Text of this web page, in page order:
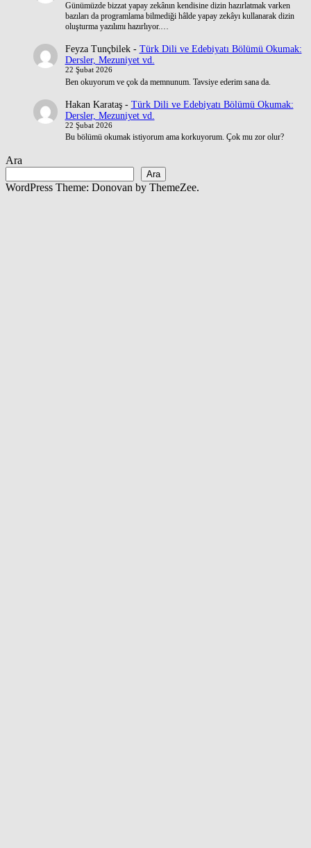
Günümüzde bizzat yapay zekânın kendisine dizin hazırlatmak varken
bazıları da programlama bilmediği hâlde yapay zekâyı kullanarak dizin
oluşturma yazılımı hazırlıyor.…
Feyza Tunçbilek- Türk Dili ve Edebiyatı Bölümü Okumak:
Dersler, Mezuniyet vd.
22 Şubat 2026
Ben okuyorum ve çok da memnunum. Tavsiye ederim sana da.
Hakan Karataş- Türk Dili ve Edebiyatı Bölümü Okumak:
Dersler, Mezuniyet vd.
22 Şubat 2026
Bu bölümü okumak istiyorum ama korkuyorum. Çok mu zor olur?
Ara
Ara
WordPress Theme: Donovan by ThemeZee.